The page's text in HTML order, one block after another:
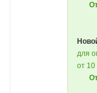
для
от 10